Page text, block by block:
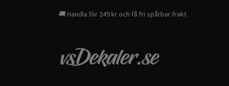
🚚 Handla för 249 kr och få fri spårbar frakt